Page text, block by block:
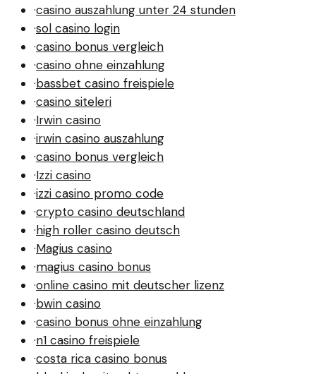
·casino auszahlung unter 24 stunden
·sol casino login
·casino bonus vergleich
·casino ohne einzahlung
·bassbet casino freispiele
·casino siteleri
·Irwin casino
·irwin casino auszahlung
·casino bonus vergleich
·Izzi casino
·izzi casino promo code
·crypto casino deutschland
·high roller casino deutsch
·Magius casino
·magius casino bonus
·online casino mit deutscher lizenz
·bwin casino
·casino bonus ohne einzahlung
·n1 casino freispiele
·costa rica casino bonus